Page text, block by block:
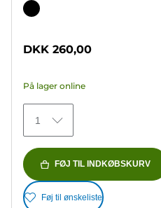
ud
stjerner.
anmeldelser
Farvepatron
DKK 260,00
På lager online
1
FØJ TIL INDKØBSKURV
Føj til ønskeliste